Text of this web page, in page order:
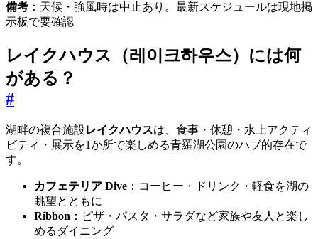
備考 ：天候・強風時は中止あり。最新スケジュールは現地掲
示板で要確認
レイクハウス（레이크하우스）には何
がある？
#
湖畔の複合施設レイクハウスは、食事・休憩・水上アクティ
ビティ・展示を1か所で楽しめる青羅湖公園のハブ的存在で
す。
カフェテリア Dive ：コーヒー・ドリンク・軽食を湖の
眺望とともに
Ribbon ：ピザ・パスタ・サラダなど家族や友人と楽し
めるダイニング